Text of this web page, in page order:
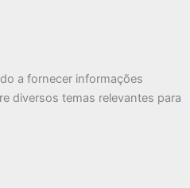
a fornecer informações
diversos temas relevantes para